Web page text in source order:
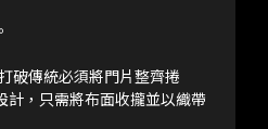
破傳統必須將門片整齊捲
計，只需將布面收攏並以織帶